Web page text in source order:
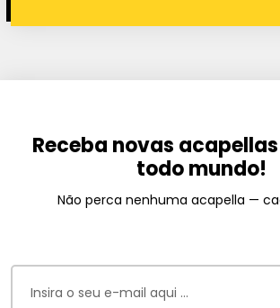
Receba novas
todo mundo!
Não perca nenhuma acapella —